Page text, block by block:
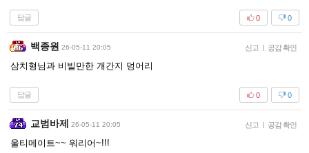
답글 0
0
백종원 26-05-11 20:05 신고 | 공감 확인
삼치형님과 비빌만한 개간지 덩어리
답글 0
0
교범바제 26-05-11 20:05 신고 | 공감 확인
울티메이트~~ 워리어~!!!